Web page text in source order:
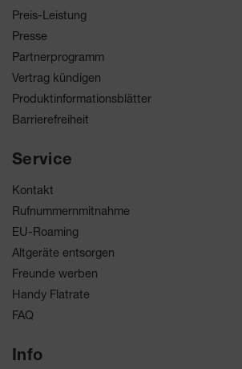
Preis-Leistung
Presse
Partnerprogramm
Vertrag kündigen
Produktinformationsblätter
Barrierefreiheit
Service
Kontakt
Rufnummernmitnahme
EU-Roaming
Altgeräte entsorgen
Freunde werben
Handy Flatrate
FAQ
Info